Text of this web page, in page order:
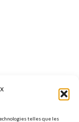
telles que les